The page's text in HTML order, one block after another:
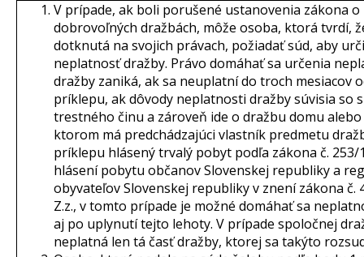
V prípade, ak boli porušené ustanovenia zákona o
dobrovoľných dražbách, môže osoba, ktorá tvrdí,
dotknutá na svojich právach, požiadať súd, aby
neplatnosť dražby. Právo domáhať sa určenia
dražby zaniká, ak sa neuplatní do troch mesiacov
príklepu, ak dôvody neplatnosti dražby súvisia so
trestného činu a zároveň ide o dražbu domu
ktorom má predchádzajúci vlastník predmetu
príklepu hlásený trvalý pobyt podľa zákona č. 253/
hlásení pobytu občanov Slovenskej republiky a
obyvateľov Slovenskej republiky v znení zákona č.
Z.z., v tomto prípade je možné domáhať sa
aj po uplynutí tejto lehoty. V prípade spoločnej
neplatná len tá časť dražby, ktorej sa takýto